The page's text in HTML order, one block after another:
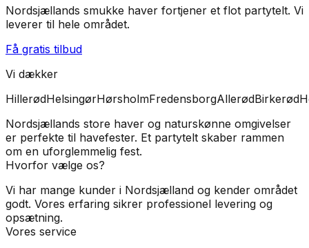
Nordsjællands smukke haver fortjener et flot partytelt. Vi
leverer til hele området.
Få gratis tilbud
Vi dækker
HillerødHelsingørHørsholmFredensborgAllerødBirkerød
Nordsjællands store haver og naturskønne omgivelser
er perfekte til havefester. Et partytelt skaber rammen
om en uforglemmelig fest.
Hvorfor vælge os?
Vi har mange kunder i Nordsjælland og kender området
godt. Vores erfaring sikrer professionel levering og
opsætning.
Vores service